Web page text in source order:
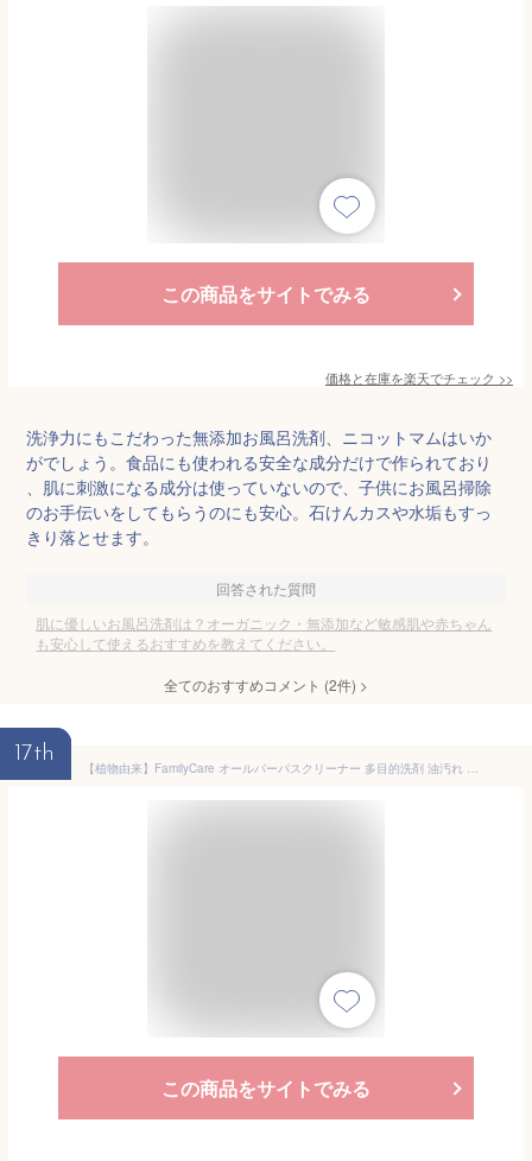
この商品をサイトでみる
価格と在庫を楽天でチェック >>
洗浄力にもこだわった無添加お風呂洗剤、ニコットマムはいか
がでしょう。食品にも使われる安全な成分だけで作られており
、肌に刺激になる成分は使っていないので、子供にお風呂掃除
のお手伝いをしてもらうのにも安心。石けんカスや水垢もすっ
きり落とせます。
回答された質問
肌に優しいお風呂洗剤は？オーガニック・無添加など敏感肌や赤ちゃん
も安心して使えるおすすめを教えてください。
全てのおすすめコメント (2件) >
17th
【植物由来】FamilyCare オールパーパスクリーナー 多目的洗剤 油汚れ 除菌 消臭 無添加 安心素材 日本製 キッチン トイレ お風呂に 500mlスプレー + 1000ml詰替え
この商品をサイトでみる